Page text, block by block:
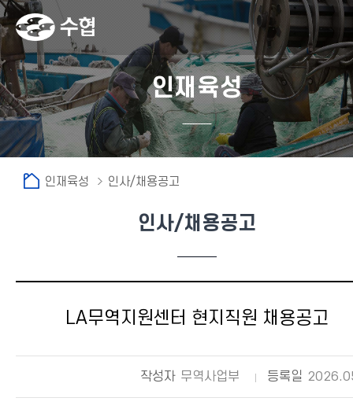
인재육성
인재육성 인사/채용공고
인사/채용공고
LA무역지원센터 현지직원 채용공고
작성자 무역사업부 등록일